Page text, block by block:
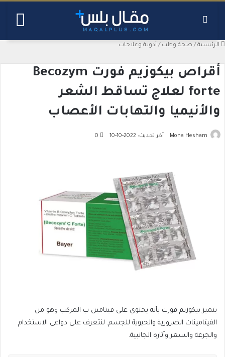
الرئيسية / صحة وطب / أدوية وعلاجات
أقراص بيكوزيم فورت Becozym
forte لعلاج تساقط الشعر
والأنيميا والتهابات الأعصاب
Mona Hesham آخر تحديث: 2022-10-10 0
يتميز بيكوزيم فورت بأنه يحتوي على فيتامين ب المركب وهو من
الفيتامينات الضرورية والحيوية للجسم. لنتعرف على دواعي الاستخدام
والجرعة والسعر وآثاره الجانبية.